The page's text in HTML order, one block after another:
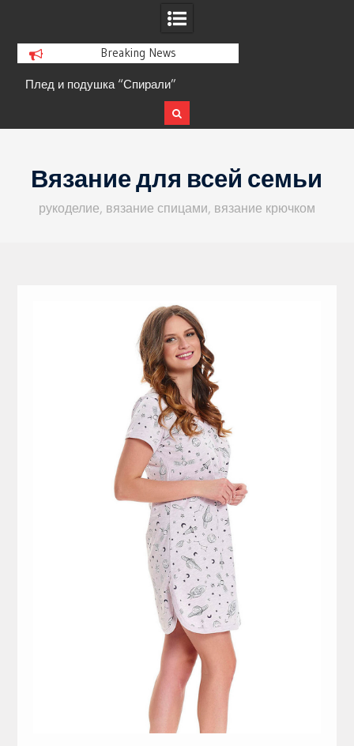
Breaking News
Плед и подушка “Спирали”
contentВязание для всей семьи
рукоделие, вязание спицами, вязание крючком